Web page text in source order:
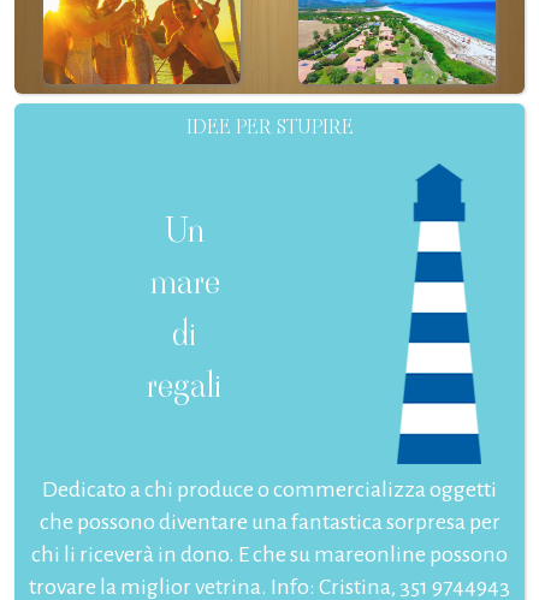
IDEE PER STUPIRE
Un
mare
di
regali
Dedicato a chi produce o commercializza oggetti
che possono diventare una fantastica sorpresa per
chi li riceverà in dono. E che su mareonline possono
trovare la miglior vetrina. Info: Cristina, 351 9744943